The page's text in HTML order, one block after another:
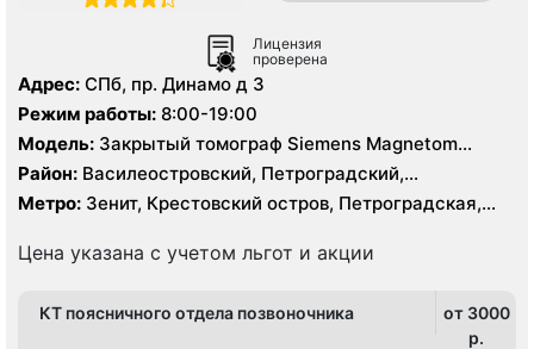
Лицензия
проверена
Адрес: СПб, пр. Динамо д 3
Режим работы: 8:00-19:00
Модель: Закрытый томограф Siemens Magnetom
Essenza 1.5 Тесла, КТ Aquilion 64 фирмы Toshiba 64
среза
Район: Василеостровский, Петроградский,
Приморский
Метро: Зенит, Крестовский остров, Петроградская,
Чкаловская
Цена указана с учетом льгот и акции
КТ поясничного отдела позвоночника
от 3000
p.